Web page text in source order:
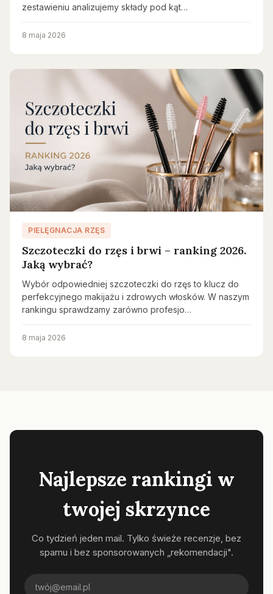
zestawieniu analizujemy składy pod kąt…
8 maja 2026
PIELĘGNACJA RZĘS
Szczoteczki do rzęs i brwi – ranking 2026.
Jaką wybrać?
Wybór odpowiedniej szczoteczki do rzęs to klucz do
perfekcyjnego makijażu i zdrowych włosków. W naszym
rankingu sprawdzamy zarówno profesjo…
8 maja 2026
Najlepsze rankingi w
twojej skrzynce
Co tydzień jeden mail. Tylko świeże recenzje, bez
spamu i bez sponsorowanych „rekomendacji".